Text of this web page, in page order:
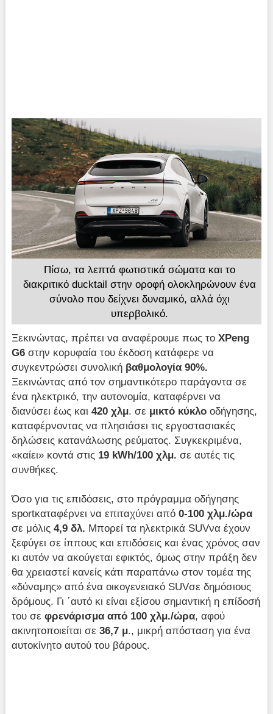
Πίσω, τα λεπτά φωτιστικά σώματα και το
διακριτικό ducktail στην οροφή ολοκληρώνουν ένα
σύνολο που δείχνει δυναμικό, αλλά όχι
υπερβολικό.
Ξεκινώντας, πρέπει να αναφέρουμε πως τοXPeng
G6στην κορυφαία του έκδοση κατάφερε να
συγκεντρώσει συνολική βαθμολογία 90%.
Ξεκινώντας από τον σημαντικότερο παράγοντα σε
ένα ηλεκτρικό, την αυτονομία, καταφέρνει να
διανύσει έως και420 χλμ. σε μικτό κύκλο οδήγησης,
καταφέρνοντας να πλησιάσει τις εργοστασιακές
δηλώσεις κατανάλωσης ρεύματος. Συγκεκριμένα,
«καίει» κοντά στις 19 kWh/100 χλμ.σε αυτές τις
συνθήκες.
Όσο για τις επιδόσεις, στο πρόγραμμα οδήγησης
sportκαταφέρνει να επιταχύνει από0-100 χλμ./ώρα
σε μόλις 4,9 δλ. Μπορεί τα ηλεκτρικά SUVνα έχουν
ξεφύγει σε ίππους και επιδόσεις και ένας χρόνος σαν
κι αυτόν να ακούγεται εφικτός, όμως στην πράξη δεν
θα χρειαστεί κανείς κάτι παραπάνω στον τομέα της
«δύναμης» από ένα οικογενειακό SUVσε δημόσιους
δρόμους. Γι ΄αυτό κι είναι εξίσου σημαντική η επίδοσή
του σεφρενάρισμα από 100 χλμ./ώρα, αφού
ακινητοποιείται σε36,7 μ., μικρή απόσταση για ένα
αυτοκίνητο αυτού του βάρους.